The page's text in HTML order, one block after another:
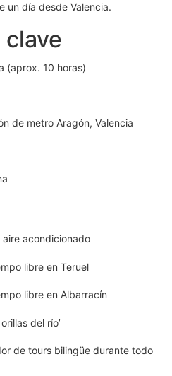
un día desde Valencia.
(aprox. 10 horas)
de metro Aragón, Valencia
acondicionado
libre en Teruel
libre en Albarracín
del río’
de tours bilingüe durante todo